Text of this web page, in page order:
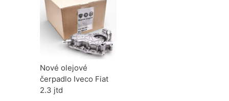
Nové olejové
čerpadlo Iveco Fiat
2.3 jtd